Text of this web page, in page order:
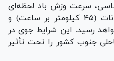
سرعت وزش باد لحظه‌ای
در مناطق تحت تأثیر به ۲۴ نات (۴۵ کیلومتر بر ساعت) و
دریا به ۱/۵ متر خواهد رسید. این شرایط جوی در
جنوب کشور را تحت تأثیر